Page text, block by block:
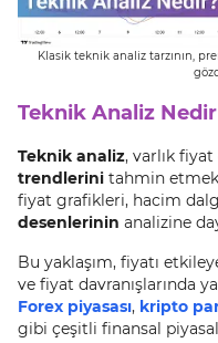
Klasik teknik analiz tarzının,
Teknik Analiz Nedir
Teknik analiz, varlık
trendlerini tahmin
fiyat grafikleri, hacim
desenlerinin analizine
Bu yaklaşım, fiyatı
ve fiyat davranışlarında
Forex piyasası, kripto
gibi çeşitli finansal